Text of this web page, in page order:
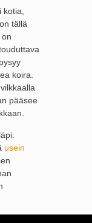
tällä
koira.
pääsee
usein